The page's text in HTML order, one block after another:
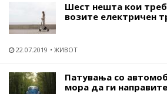
Шест нешта кои
возите електричен
22.07.2019 ЖИВОТ
Патувања со
мора да ги направите